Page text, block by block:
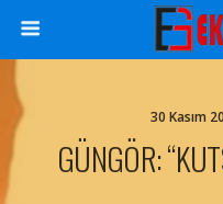
30 Kasım
GÜNGÖR: